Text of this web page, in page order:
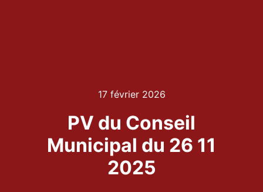
17 février 2026
PV du Conseil
Municipal du 26 11
2025